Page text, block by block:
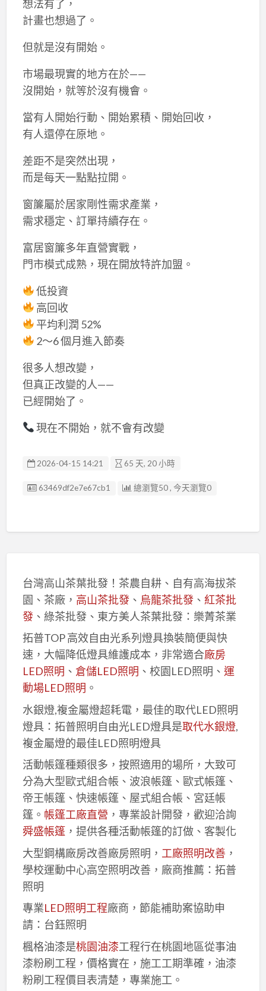
想法有了，
計畫也想過了。
但就是沒有開始。
市場最現實的地方在於——
沒開始，就等於沒有機會。
當有人開始行動、開始累積、開始回收，
有人還停在原地。
差距不是突然出現，
而是每天一點點拉開。
窗簾屬於居家剛性需求產業，
需求穩定、訂單持續存在。
富居窗簾多年直營實戰，
門市模式成熟，現在開放特許加盟。
低投資
高回收
平均利潤 52%
2～6 個月進入節奏
很多人想改變，
但真正改變的人——
已經開始了。
現在不開始，就不會有改變
2026-04-15 14:21 65 天, 20 小時
廣告编號
63469df2e7e67cb1 總瀏覽50 , 今天瀏覽0
台灣高山茶葉批發！茶農自耕、自有高海拔茶
園、茶廠， 高山茶批發、 烏龍茶批發、 紅茶批
發、綠茶批發、東方美人茶葉批發：樂菁茶業
拓普TOP 高效自由光系列燈具換裝簡便與快
速，大幅降低燈具維護成本，非常適合廠房
LED照明 、 倉儲LED照明 、校園LED照明、 運
動場LED照明 。
水銀燈,複金屬燈超耗電，最佳的取代LED照明
燈具：拓普照明自由光LED燈具是取代水銀燈,
複金屬燈的最佳LED照明燈具
活動帳篷種類很多，按照適用的場所，大致可
分為大型歐式組合帳、波浪帳篷、歐式帳篷、
帝王帳篷、快速帳篷、屋式組合帳、宮廷帳
篷。 帳篷工廠直營 ，專業設計開發，歡迎洽詢
舜盛帳篷，提供各種活動帳篷的訂做、客製化
大型鋼構廠房改善廠房照明， 工廠照明改善，
學校運動中心高空照明改善，廠商推薦：拓普
照明
專業LED照明工程廠商，節能補助案協助申
請：台鈺照明
楓格油漆是桃園油漆工程行在桃園地區從事油
漆粉刷工程，價格實在，施工工期準確，油漆
粉刷工程價目表清楚，專業施工。